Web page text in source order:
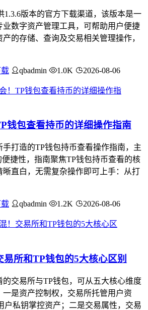
1.3.6版本的官方下载渠道，该版本是一
业数字资产管理工具，可帮助用户便捷
的存储、查询及交易相关管理操作，
qbadmin 1.0K 2026-08-06
钱包查看持币的详细操作指南
手打造的TP钱包持币查看操作指南，主
便捷性，指南聚焦TP钱包持币查看的核
晰直白，无需复杂操作即可上手：从打
qbadmin 1.2K 2026-08-06
易所和TP钱包的5大核心区别
的交易所与TP钱包，可从五大核心维度
一是资产控制权，交易所托管用户资
户私钥掌控资产；二是交易属性，交易